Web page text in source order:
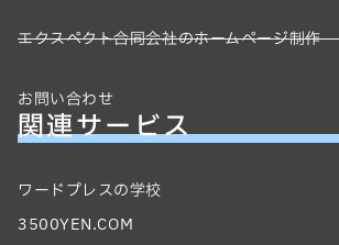
エクスペクト合同会社のホームページ制作
お問い合わせ
関連サービス
ワードプレスの学校
3500YEN.COM